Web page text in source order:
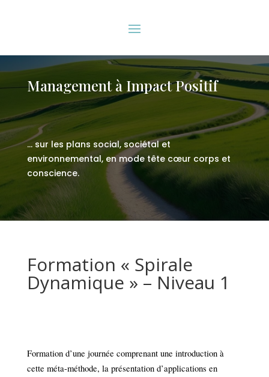
Management à Impact Positif
… sur les plans social, sociétal et
environnemental, en mode tête cœur corps et
conscience.
Formation « Spirale
Dynamique » – Niveau 1
Formation d’une journée comprenant une introduction à
cette méta-méthode, la présentation d’applications en